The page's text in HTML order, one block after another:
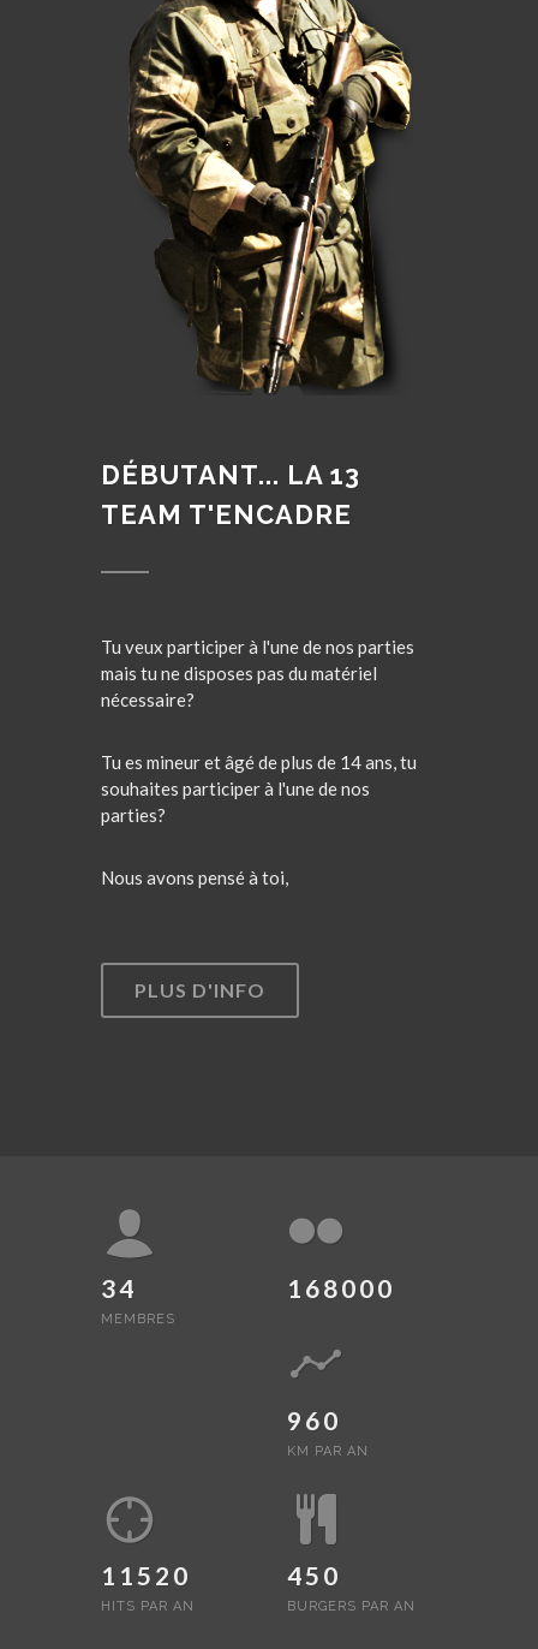
DÉBUTANT... LA 13
TEAM T'ENCADRE
Tu veux participer à l'une de nos parties
mais tu ne disposes pas du matériel
nécessaire?
Tu es mineur et âgé de plus de 14 ans, tu
souhaites participer à l'une de nos
parties?
Nous avons pensé à toi,
PLUS D'INFO
34
MEMBRES
168000
960
KM PAR AN
11520
HITS PAR AN
450
BURGERS PAR AN